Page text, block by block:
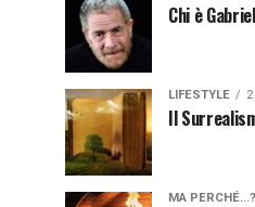
Chi è
LIFESTYLE
Il
MA PERCHÉ...?